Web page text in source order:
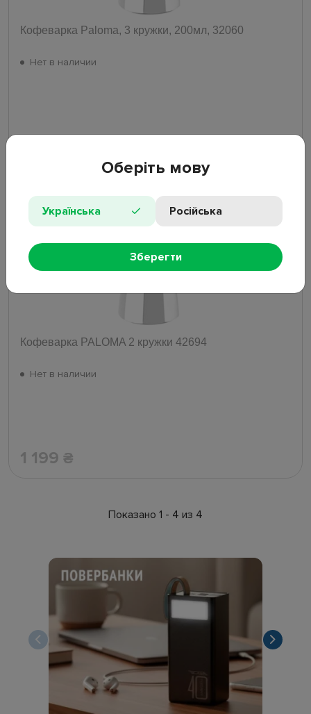
Кофеварка Paloma, 3 кружки, 200мл, 32060
Нет в наличии
Нет
Кофеварка PALOMA 2 кружки 42694
Нет в наличии
1 199 ₴
Показано 1 - 4 из 4
Оберіть мову
Українська Російська
Зберегти